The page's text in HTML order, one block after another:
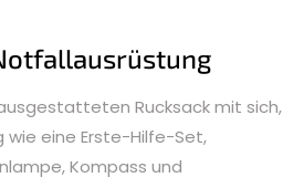
Rucksack mit sich,
eine Erste-Hilfe-Set,
Kompass und